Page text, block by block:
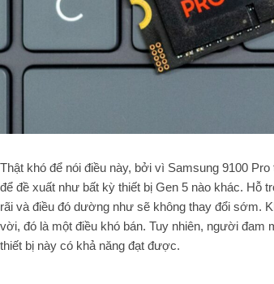
Thật khó để nói điều này, bởi vì Samsung 9100
để đề xuất như bất kỳ thiết bị Gen 5 nào khác. Hỗ
rãi và điều đó dường như sẽ không thay đổi sớm.
vời, đó là một điều khó bán. Tuy nhiên, người
thiết bị này có khả năng đạt được.